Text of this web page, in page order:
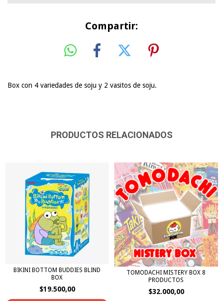
Compartir:
Box con 4 variedades de soju y 2 vasitos de soju.
PRODUCTOS RELACIONADOS
BIKINI BOTTOM BUDDIES BLIND
BOX
$19.500,00
TOMODACHI MISTERY BOX 8
PRODUCTOS
$32.000,00